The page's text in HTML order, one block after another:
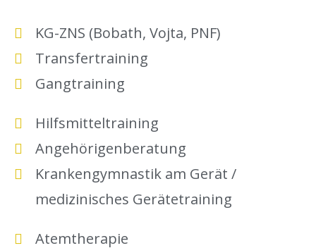
KG-ZNS (Bobath, Vojta, PNF)
Transfertraining
Gangtraining
Hilfsmitteltraining
Angehörigenberatung
Krankengymnastik am Gerät /
medizinisches Gerätetraining
Atemtherapie